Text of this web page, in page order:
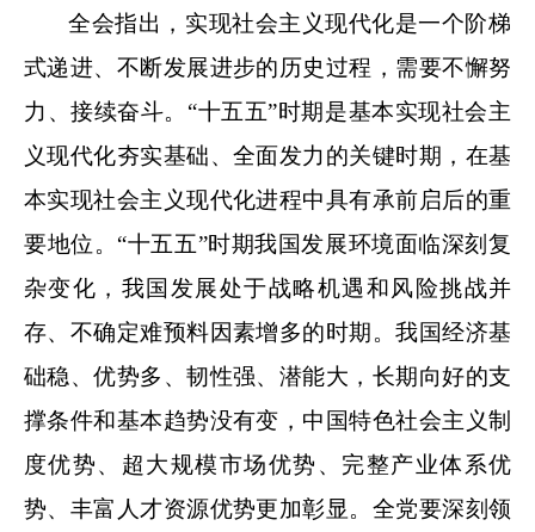
全会指出，实现社会主义现代化是一个阶梯
式递进、不断发展进步的历史过程，需要不懈努
力、接续奋斗。“十五五”时期是基本实现社会主
义现代化夯实基础、全面发力的关键时期，在基
本实现社会主义现代化进程中具有承前启后的重
要地位。“十五五”时期我国发展环境面临深刻复
杂变化，我国发展处于战略机遇和风险挑战并
存、不确定难预料因素增多的时期。我国经济基
础稳、优势多、韧性强、潜能大，长期向好的支
撑条件和基本趋势没有变，中国特色社会主义制
度优势、超大规模市场优势、完整产业体系优
势、丰富人才资源优势更加彰显。全党要深刻领